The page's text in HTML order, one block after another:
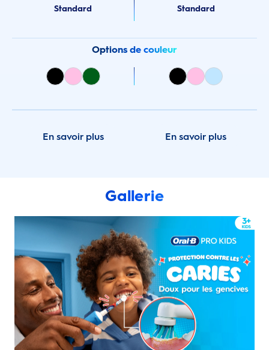
Standard Standard
Options de couleur
En savoir plus En savoir plus
Gallerie